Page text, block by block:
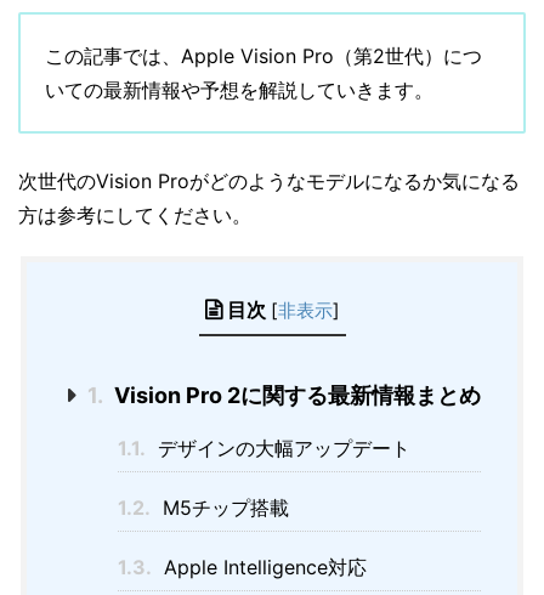
この記事では、Apple Vision Pro（第2世代）につ
いての最新情報や予想を解説していきます。
次世代のVision Proがどのようなモデルになるか気になる
方は参考にしてください。
目次 [非表示]
1. Vision Pro 2に関する最新情報まとめ
1.1. デザインの大幅アップデート
1.2. M5チップ搭載
1.3. Apple Intelligence対応